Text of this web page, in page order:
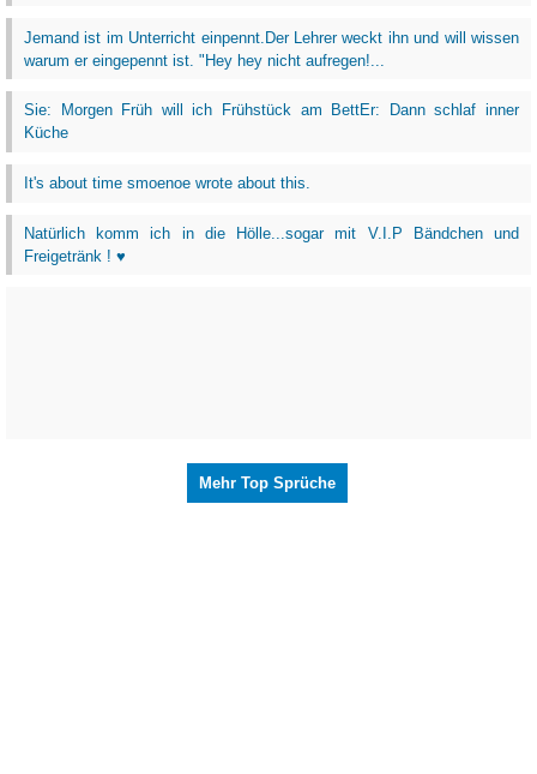
Jemand ist im Unterricht einpennt.Der Lehrer weckt ihn und will wissen
warum er eingepennt ist. "Hey hey nicht aufregen!...
Sie: Morgen Früh will ich Frühstück am BettEr: Dann schlaf inner
Küche
It's about time smoenoe wrote about this.
Natürlich komm ich in die Hölle...sogar mit V.I.P Bändchen und
Freigetränk ! ♥
Mehr Top Sprüche